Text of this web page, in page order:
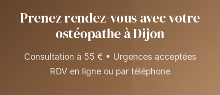
Prenez rendez-vous avec votre
ostéopathe à Dijon
Consultation à 55 € • Urgences acceptées
RDV en ligne ou par téléphone